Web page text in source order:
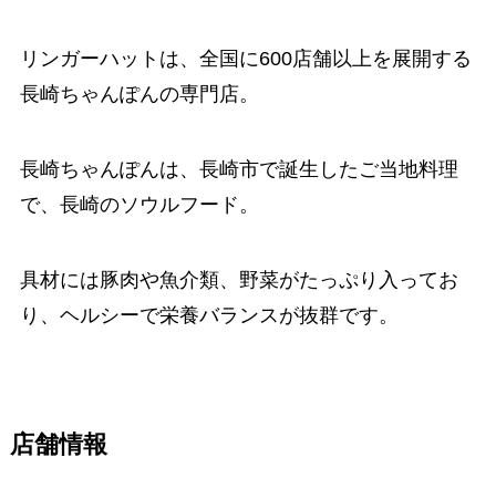
リンガーハットは、全国に600店舗以上を展開する
長崎ちゃんぽんの専門店。
長崎ちゃんぽんは、長崎市で誕生したご当地料理
で、長崎のソウルフード。
具材には豚肉や魚介類、野菜がたっぷり入ってお
り、ヘルシーで栄養バランスが抜群です。
店舗情報